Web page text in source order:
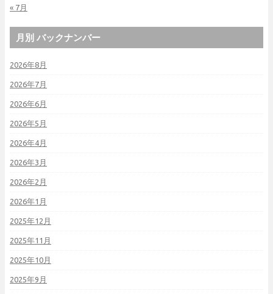
« 7月
月別 バックナンバー
2026年8月
2026年7月
2026年6月
2026年5月
2026年4月
2026年3月
2026年2月
2026年1月
2025年12月
2025年11月
2025年10月
2025年9月